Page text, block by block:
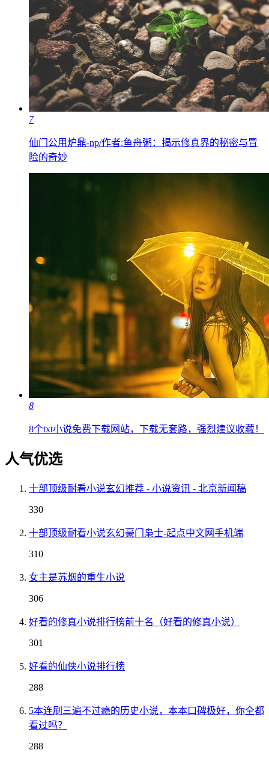
7
仙门公用炉鼎-np/作者:鱼舟粥：揭示修真界的秘密与冒
险的奇妙
8
8个txt小说免费下载网站，下载无套路，强烈建议收藏！
人气优选
十部顶级耐看小说玄幻推荐 - 小说资讯 - 北京新闻稿
330
十部顶级耐看小说玄幻豪门枭士-起点中文网手机端
310
女主是苏烟的重生小说
306
好看的修真小说排行榜前十名（好看的修真小说）
301
好看的仙侠小说排行榜
288
5本连刷三遍不过瘾的历史小说，本本口碑极好，你全都
看过吗？
288